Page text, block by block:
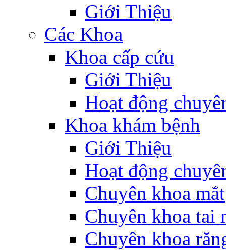
Giới Thiệu
Các Khoa
Khoa cấp cứu
Giới Thiệu
Hoạt động
Khoa khám bệnh
Giới Thiệu
Hoạt động
Chuyên khoa mắt
Chuyên khoa tai
Chuyên khoa